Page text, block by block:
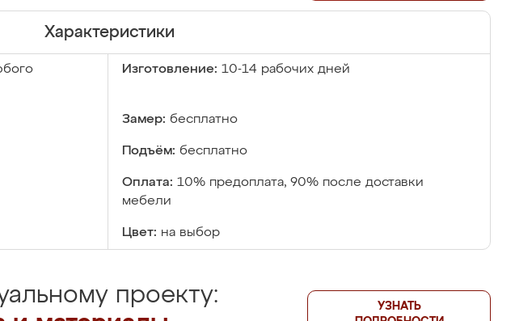
Характеристики
Изготовление: 10-14 рабочих дней
Замер: бесплатно
Подъём: бесплатно
Оплата: 10% предоплата, 90% после доставки
мебели
Цвет: на выбор
проекту:
УЗНАТЬ